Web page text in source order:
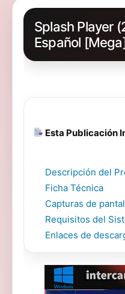
Splash Player
Español
Esta Publicación
Descripción del
Ficha Técnica
Capturas de
Requisitos del
Enlaces de